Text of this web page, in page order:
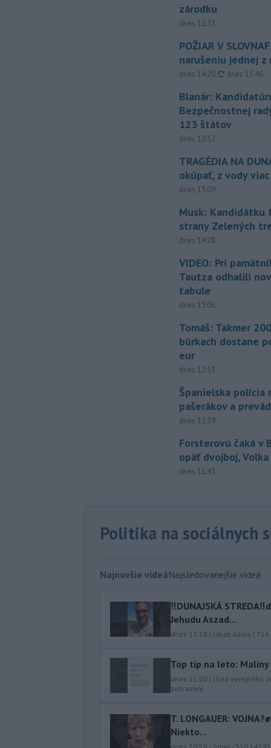
zárodku
dnes 12:33
POŽIAR V
narušeniu jednej z
dnes 14:20, aktualizované
dnes 15:46
Blanár:
Bezpečnostnej
123 štátov
dnes 12:52
TRAGÉDIA NA
okúpať, z vody
dnes 13:09
Musk: Kandidátku
strany Zelených
dnes 14:28
VIDEO: Pri
Tautza odhalili
tabule
dnes 13:06
Tomáš: Takmer
búrkach dostane
eur
dnes 12:53
Španielska polícia
pašerákov a
dnes 12:39
Forsterovú čaká v
opäť dvojboj,
dnes 11:43
Politika na sociálnych
Najnovšie videáNajsledovanejšie videá
‼️DUNAJSKÁ
Jehudu Aszad...
dnes 13:28 |Jakab Július | 714
Top tip na leto:
dnes 11:00 | Úrad verejného
zobrazení
T. LONGAUER:
Niekto...